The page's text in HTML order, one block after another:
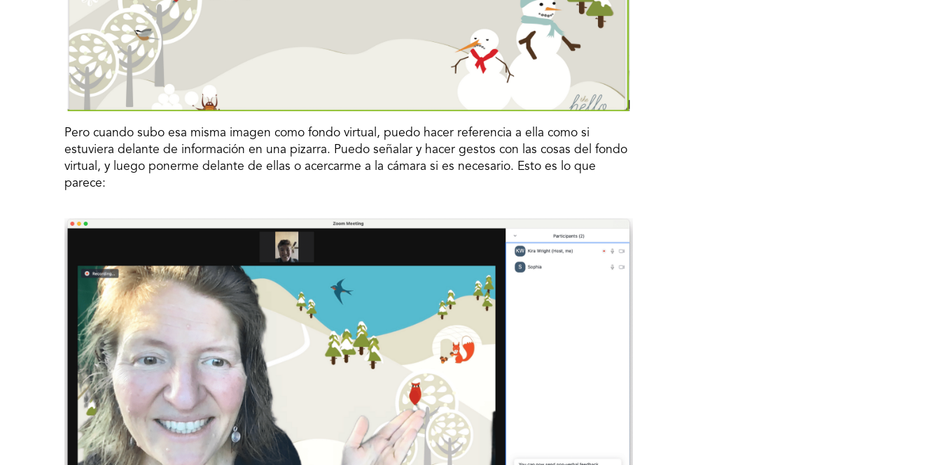
Pero cuando subo esa misma imagen como fondo virtual, puedo hacer referencia a ella como si
estuviera delante de información en una pizarra. Puedo señalar y hacer gestos con las cosas del fondo
virtual, y luego ponerme delante de ellas o acercarme a la cámara si es necesario. Esto es lo que
parece: